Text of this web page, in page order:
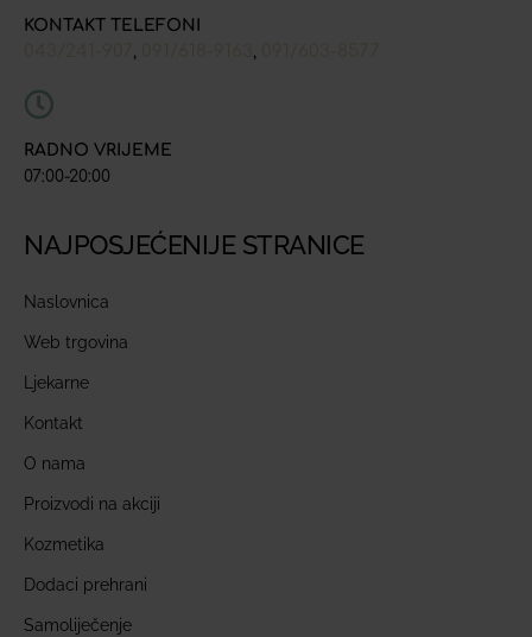
KONTAKT TELEFONI
, ,
RADNO VRIJEME
07:00-20:00
NAJPOSJEĆENIJE STRANICE
Naslovnica
Web trgovina
Ljekarne
Kontakt
O nama
Proizvodi na akciji
Kozmetika
Dodaci prehrani
Samoliječenje